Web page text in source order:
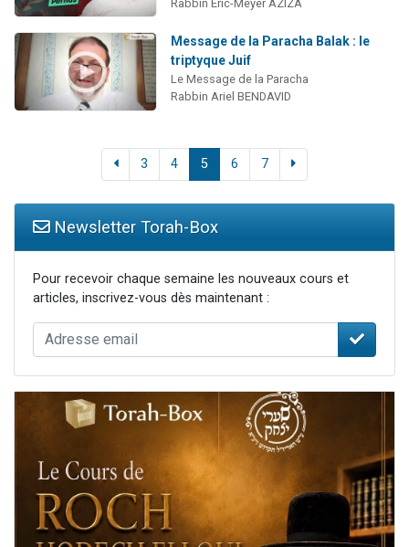
Rabbin Eric-Meyer AZIZA
Message de la Paracha Balak : le
triptyque Juif
Le Message de la Paracha
Rabbin Ariel BENDAVID
3 4 5 6 7
Newsletter Torah-Box
Pour recevoir chaque semaine les nouveaux cours et
articles, inscrivez-vous dès maintenant :